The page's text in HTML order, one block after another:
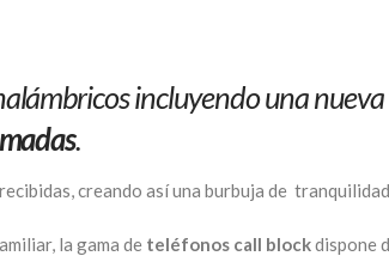
incluyendo una
.
creando así una burbuja de
la gama de teléfonos call blockdispone